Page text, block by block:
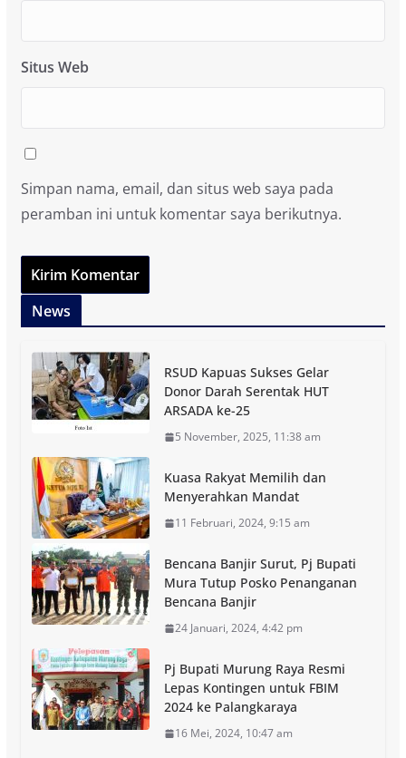
Situs Web
Simpan nama, email, dan situs web saya pada
peramban ini untuk komentar saya berikutnya.
News
RSUD Kapuas Sukses Gelar
Donor Darah Serentak HUT
ARSADA ke-25
5 November, 2025, 11:38 am
Kuasa Rakyat Memilih dan
Menyerahkan Mandat
11 Februari, 2024, 9:15 am
Bencana Banjir Surut, Pj Bupati
Mura Tutup Posko Penanganan
Bencana Banjir
24 Januari, 2024, 4:42 pm
Pj Bupati Murung Raya Resmi
Lepas Kontingen untuk FBIM
2024 ke Palangkaraya
16 Mei, 2024, 10:47 am